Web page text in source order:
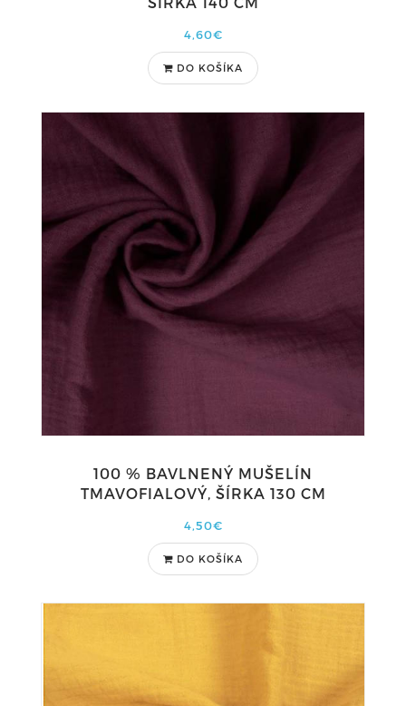
4,60€
DO KOŠÍKA
100 % BAVLNENÝ MUŠELÍN
TMAVOFIALOVÝ, ŠÍRKA 130 CM
4,50€
DO KOŠÍKA